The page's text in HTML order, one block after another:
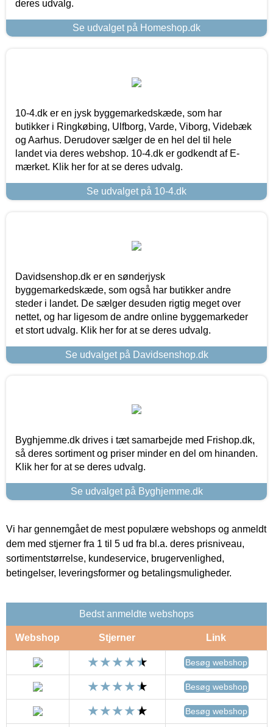
deres udvalg.
Se udvalget på Homeshop.dk
10-4.dk er en jysk byggemarkedskæde, som har
butikker i Ringkøbing, Ulfborg, Varde, Viborg, Videbæk
og Aarhus. Derudover sælger de en hel del til hele
landet via deres webshop. 10-4.dk er godkendt af E-
mærket. Klik her for at se deres udvalg.
Se udvalget på 10-4.dk
Davidsenshop.dk er en sønderjysk
byggemarkedskæde, som også har butikker andre
steder i landet. De sælger desuden rigtig meget over
nettet, og har ligesom de andre online byggemarkeder
et stort udvalg. Klik her for at se deres udvalg.
Se udvalget på Davidsenshop.dk
Byghjemme.dk drives i tæt samarbejde med Frishop.dk,
så deres sortiment og priser minder en del om hinanden.
Klik her for at se deres udvalg.
Se udvalget på Byghjemme.dk
Vi har gennemgået de mest populære webshops og anmeldt
dem med stjerner fra 1 til 5 ud fra bl.a. deres prisniveau,
sortimentstørrelse, kundeservice, brugervenlighed,
betingelser, leveringsformer og betalingsmuligheder.
Bedst anmeldte webshops
Webshop Stjerner Link
Besøg webshop
Besøg webshop
Besøg webshop